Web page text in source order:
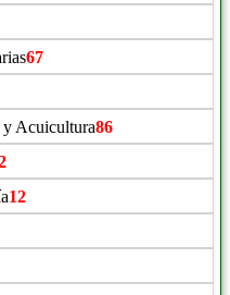
67
y Acuicultura86
12